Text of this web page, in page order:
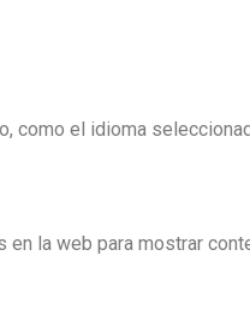
como el idioma
la web para mostrar